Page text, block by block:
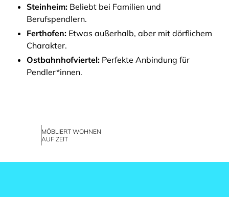
Steinheim: Beliebt bei Familien und
Berufspendlern.
Ferthofen: Etwas außerhalb, aber mit dörflichem
Charakter.
Ostbahnhofviertel: Perfekte Anbindung für
Pendler*innen.
MÖBLIERT WOHNEN
AUF ZEIT